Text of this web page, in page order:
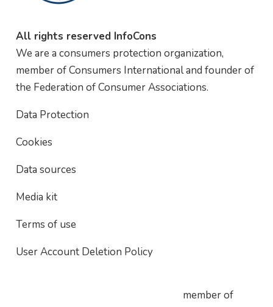
All rights reserved InfoCons
We are a consumers protection organization,
member of Consumers International and founder of
the Federation of Consumer Associations.
Data Protection
Cookies
Data sources
Media kit
Terms of use
User Account Deletion Policy
member of